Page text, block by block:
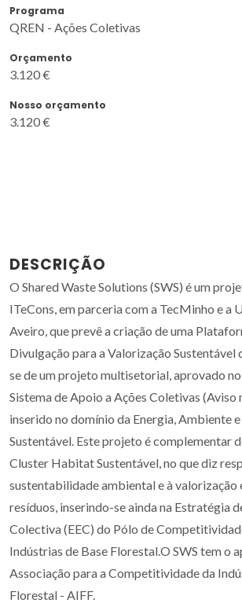
Programa
QREN - Ações Coletivas
Orçamento
3.120 €
Nosso orçamento
3.120 €
DESCRIÇÃO
O Shared Waste Solutions (SWS) é um
ITeCons, em parceria com a TecMinho e a
Aveiro, que prevê a criação de uma
Divulgação para a Valorização Sustentável
se de um projeto multisetorial, aprovado
Sistema de Apoio a Ações Coletivas
inserido no domínio da Energia, Ambiente
Sustentável. Este projeto é complementar
Cluster Habitat Sustentável, no que diz
sustentabilidade ambiental e à valorização
resíduos, inserindo-se ainda na Estratégia
Colectiva (EEC) do Pólo de
Indústrias de Base Florestal.O SWS tem o
Associação para a Competitividade da
Florestal - AIFF.